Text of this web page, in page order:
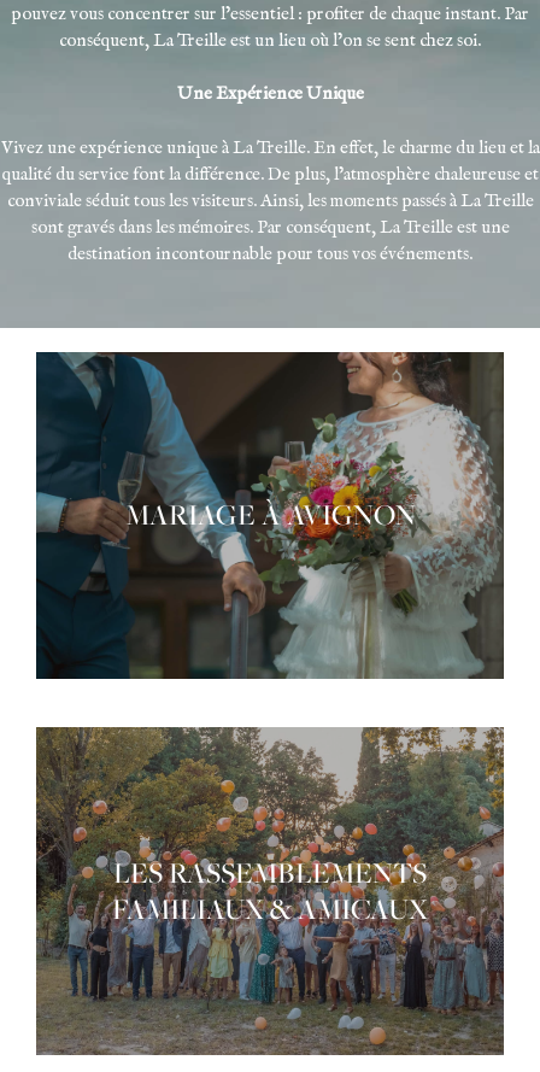
pouvez vous concentrer sur l’essentiel : profiter de chaque instant. Par
conséquent, La Treille est un lieu où l’on se sent chez soi.
Une Expérience Unique
Vivez une expérience unique à La Treille. En effet, le charme du lieu et la
qualité duservicefont la différence. De plus, l’atmosphère chaleureuse et
conviviale séduit tous les visiteurs. Ainsi, les moments passés à La Treille
sont gravés dans les mémoires. Par conséquent, La Treille est une
destination incontournable pour tous vos événements.
MARIAGE À AVIGNON
LES RASSEMBLEMENTS
FAMILIAUX & AMICAUX